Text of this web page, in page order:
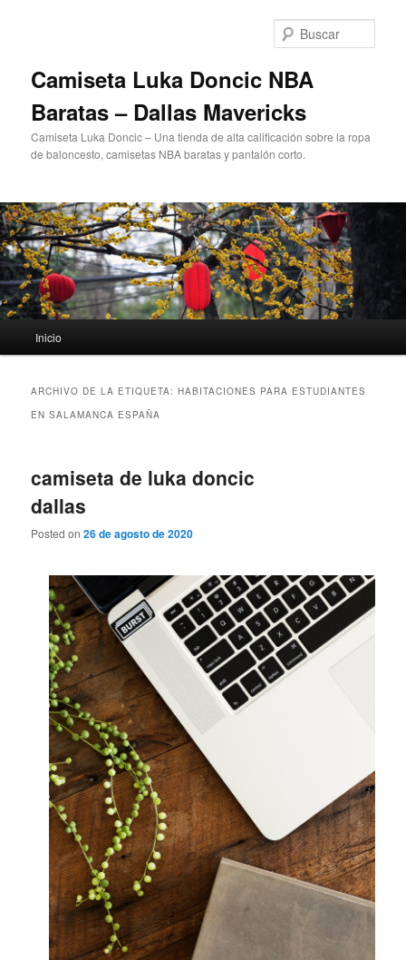
Camiseta Luka Doncic NBA
Baratas – Dallas Mavericks
Camiseta Luka Doncic – Una tienda de alta calificación sobre la ropa
de baloncesto, camisetas NBA baratas y pantalón corto.
principal
Inicio
ARCHIVO DE LA ETIQUETA:HABITACIONES PARA ESTUDIANTES
EN SALAMANCA ESPAÑA
camiseta de luka doncic
dallas
Posted on26 de agosto de 2020